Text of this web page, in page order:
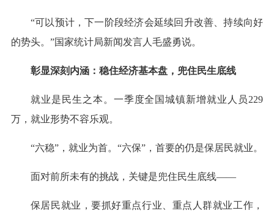
“可以预计，下一阶段经济会延续回升改善、持续向好
的势头。”国家统计局新闻发言人毛盛勇说。
彰显深刻内涵：稳住经济基本盘，兜住民生底线
就业是民生之本。一季度全国城镇新增就业人员229
万，就业形势不容乐观。
“六稳”，就业为首。“六保”，首要的仍是保居民就业。
面对前所未有的挑战，关键是兜住民生底线——
保居民就业，要抓好重点行业、重点人群就业工作，